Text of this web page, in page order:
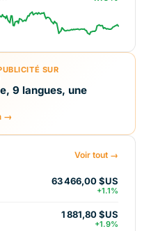
SUR
9 langues, une
→
Voir tout →
63 466,00 $US
+1.1%
1 881,80 $US
+1.9%